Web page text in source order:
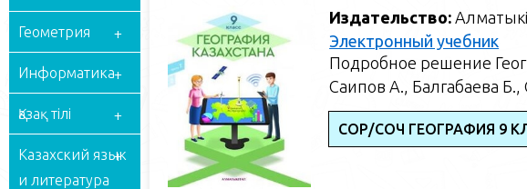
Геометрия
Информатика
Қазақ тілі
Казахский язык
и литература
Издательство:
Электронный учебник
Подробное решение
Саипов А., Балгабаева
СОР/СОЧ ГЕОГРАФИЯ 9